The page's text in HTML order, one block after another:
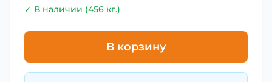
✓ В наличии (456 кг.)
В корзину